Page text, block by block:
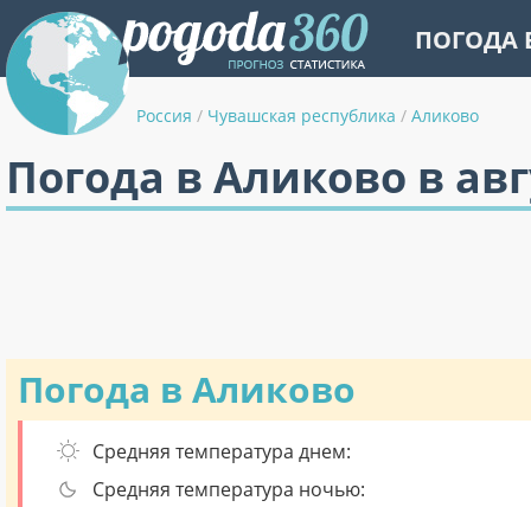
ПОГОДА
Россия / Чувашская республика / Аликово
Погода в Аликово в
Погода в Аликово
Средняя температура днем:
Средняя температура ночью: